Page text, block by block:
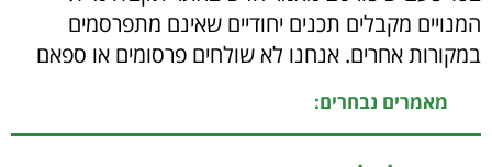
המנויים מקבלים תכנים יחודיים שאינם מתפרסמים
במקורות אחרים. אנחנו לא שולחים פרסומים או ספאם
מאמרים נבחרים: